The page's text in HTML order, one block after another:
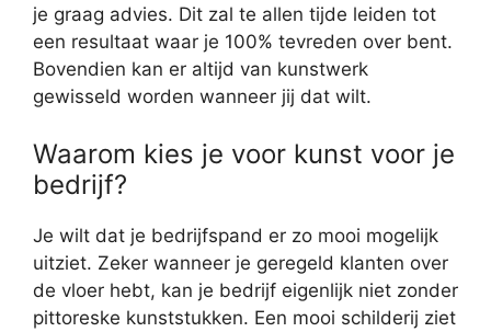
je graag advies. Dit zal te allen tijde leiden tot
een resultaat waar je 100% tevreden over bent.
Bovendien kan er altijd van kunstwerk
gewisseld worden wanneer jij dat wilt.
Waarom kies je voor kunst voor je
bedrijf?
Je wilt dat je bedrijfspand er zo mooi mogelijk
uitziet. Zeker wanneer je geregeld klanten over
de vloer hebt, kan je bedrijf eigenlijk niet zonder
pittoreske kunststukken. Een mooi schilderij ziet